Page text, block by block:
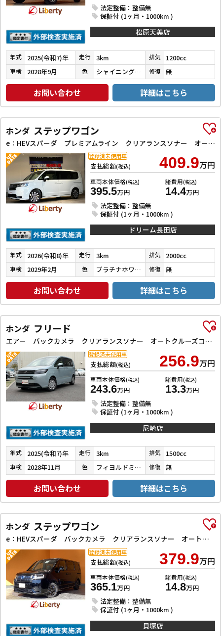
法定整備：整備無
保証付 (1ヶ月・1000km )
松原天美店
年式 2025(令和7)年 走行 3km 排気 1200cc
車検 2028年9月 色 シャイニングホワイトパール 修復 無
お問い合わせ 詳細はこちら
ホンダ ステップワゴン
e：HEVスパーダ プレミアムライン クリアランスソナー オートクルーズコントロール 衝突被害軽減システム 両側電動スライドドア オートライト LEDヘッドランプ スマートキー 電動格納ミラー シートヒーター 3列シート CVT
支払総額(税込) 409.9万円
車両本体価格(税込)
395.5万円
諸費用(税込)
14.4万円
法定整備：整備無
保証付 (1ヶ月・1000km )
登録済未使用車
ドリーム長田店
年式 2026(令和8)年 走行 3km 排気 2000cc
車検 2029年2月 色 プラチナホワイトパール 修復 無
お問い合わせ 詳細はこちら
ホンダ フリード
エアー バックカメラ クリアランスソナー オートクルーズコントロール レーンアシスト 衝突被害軽減システム 両側電動スライドドア オートライト LEDヘッドランプ スマートキー 電動格納ミラー 3列シート
支払総額(税込) 256.9万円
車両本体価格(税込)
243.6万円
諸費用(税込)
13.3万円
法定整備：整備無
保証付 (1ヶ月・1000km )
登録済未使用車
尼崎店
年式 2025(令和7)年 走行 3km 排気 1500cc
車検 2028年11月 色 フィヨルドミストパール 修復 無
お問い合わせ 詳細はこちら
ホンダ ステップワゴン
e：HEVスパーダ バックカメラ クリアランスソナー オートクルーズコントロール レーンアシスト 衝突被害軽減システム 両側電動スライドドア オートライト LEDヘッドランプ スマートキー 電動格納ミラー シートヒーター
支払総額(税込) 379.9万円
車両本体価格(税込)
365.1万円
諸費用(税込)
14.8万円
法定整備：整備無
保証付 (1ヶ月・1000km )
登録済未使用車
貝塚店